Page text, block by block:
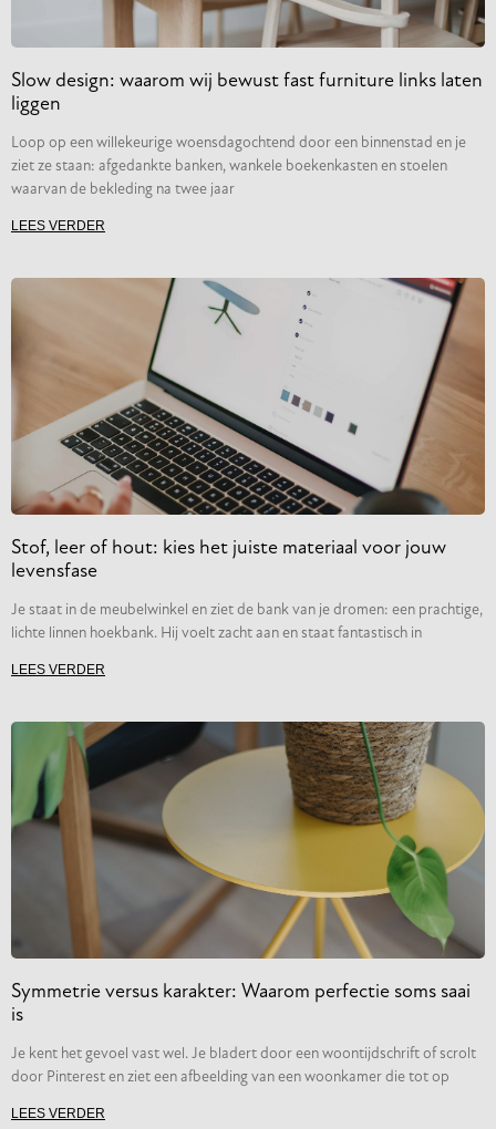
Slow design: waarom wij bewust fast furniture links laten
liggen
Loop op een willekeurige woensdagochtend door een binnenstad en je
ziet ze staan: afgedankte banken, wankele boekenkasten en stoelen
waarvan de bekleding na twee jaar
LEES VERDER
Stof, leer of hout: kies het juiste materiaal voor jouw
levensfase
Je staat in de meubelwinkel en ziet de bank van je dromen: een prachtige,
lichte linnen hoekbank. Hij voelt zacht aan en staat fantastisch in
LEES VERDER
Symmetrie versus karakter: Waarom perfectie soms saai
is
Je kent het gevoel vast wel. Je bladert door een woontijdschrift of scrolt
door Pinterest en ziet een afbeelding van een woonkamer die tot op
LEES VERDER